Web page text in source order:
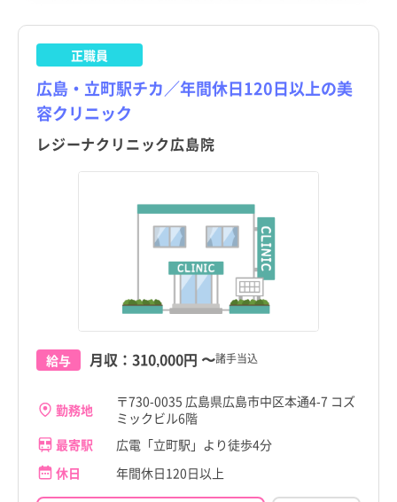
熊本県
大分県
宮崎県
正職員
広島・立町駅チカ／年間休日120日以上の美
容クリニック
レジーナクリニック広島院
給与 月収： 310,000円 〜諸手当込
勤務地
〒730-0035 広島県広島市中区本通4-7 コズ
ミックビル6階
最寄駅
広電「立町駅」より徒歩4分
休日
年間休日120日以上
熊本県
大分県
宮崎県